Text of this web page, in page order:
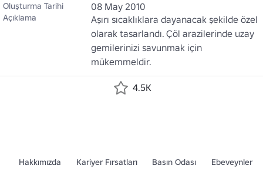
Oluşturma Tarihi 08 May 2010
Açıklama
Aşırı sıcaklıklara dayanacak şekilde özel
olarak tasarlandı. Çöl arazilerinde uzay
gemilerinizi savunmak için
mükemmeldir.
4.5K
Hakkımızda Kariyer Fırsatları Basın Odası Ebeveynler